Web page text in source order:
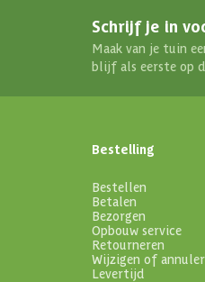
Schrijf je in
Maak van je tuin
blijf als eerste op
Bestelling
Bestellen
Betalen
Bezorgen
Opbouw service
Retourneren
Wijzigen of
Levertijd